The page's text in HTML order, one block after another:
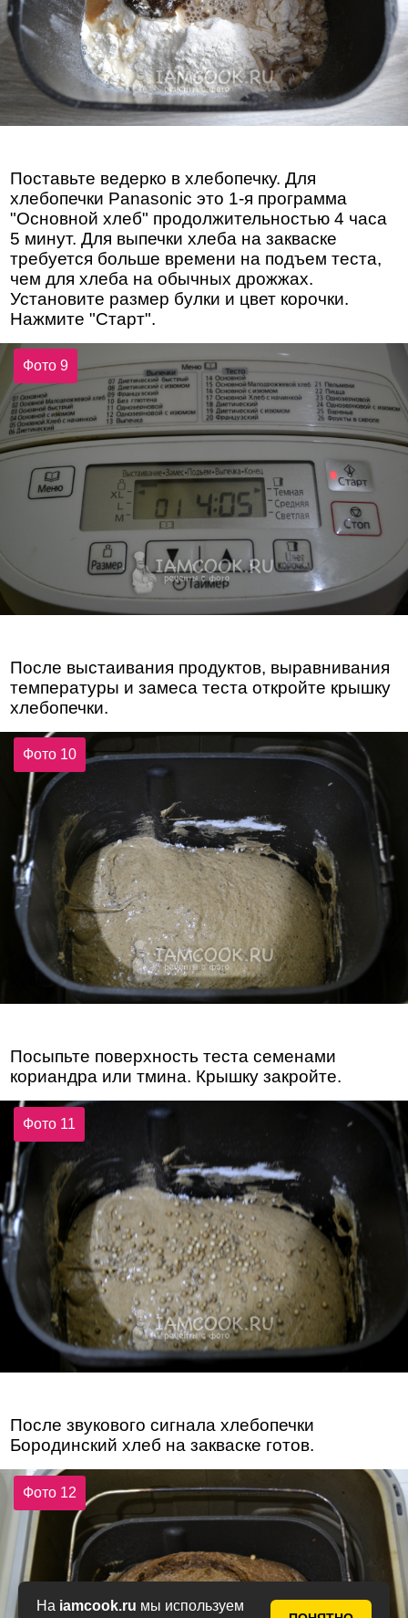
На iamcook.ru мы используем
Поставьте ведерко в хлебопечку. Для
хлебопечки Panasonic это 1-я программа
"Основной хлеб" продолжительностью 4 часа
5 минут. Для выпечки хлеба на закваске
требуется больше времени на подъем теста,
чем для хлеба на обычных дрожжах.
Установите размер булки и цвет корочки.
Нажмите "Старт".
Фото 9
После выстаивания продуктов, выравнивания
температуры и замеса теста откройте крышку
хлебопечки.
Фото 10
Посыпьте поверхность теста семенами
кориандра или тмина. Крышку закройте.
Фото 11
После звукового сигнала хлебопечки
Бородинский хлеб на закваске готов.
Фото 12